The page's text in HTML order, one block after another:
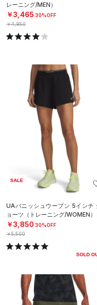
レーニング/MEN）
￥3,465 30%OFF
￥4,950
SALE
UAバニッシュウーブン 5インチ
ョーツ（トレーニング/WOMEN）
￥3,850 30%OFF
￥5,500
SOLD